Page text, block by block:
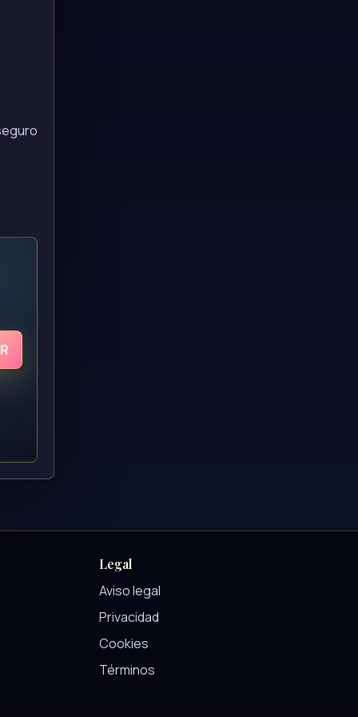
Legal
Aviso legal
Privacidad
Cookies
Términos